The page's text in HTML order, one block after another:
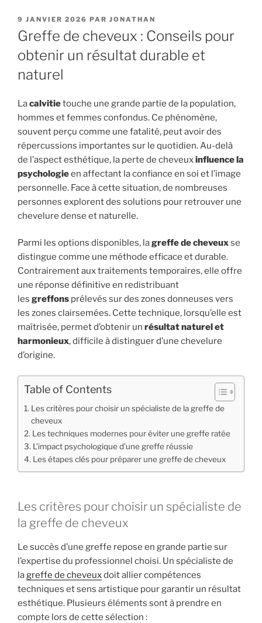
PUBLIÉ
LE
9 JANVIER 2026 PAR JONATHAN
Greffe de cheveux : Conseils pour
obtenir un résultat durable et
naturel
Lacalvitietouche une grande partie de la population,
hommes et femmes confondus. Ce phénomène,
souvent perçu comme une fatalité, peut avoir des
répercussions importantes sur le quotidien. Au-delà
de l’aspect esthétique, la perte de cheveuxinfluence la
psychologieen affectant la confiance en soi et l’image
personnelle. Face à cette situation, de nombreuses
personnes explorent des solutions pour retrouver une
chevelure dense et naturelle.
Parmi les options disponibles, lagreffe de cheveuxse
distingue comme une méthode efficace et durable.
Contrairement aux traitements temporaires, elle offre
une réponse définitive en redistribuant
les greffons prélevés sur des zones donneuses vers
les zones clairsemées. Cette technique, lorsqu’elle est
maîtrisée, permet d’obtenir un résultat naturel et
harmonieux, difficile à distinguer d’une chevelure
d’origine.
Table of Contents
Les critères pour choisir un spécialiste de la greffe de
cheveux
Les techniques modernes pour éviter une greffe ratée
L’impact psychologique d’une greffe réussie
Les étapes clés pour préparer une greffe de cheveux
Les critères pour choisir un spécialiste de
la greffe de cheveux
Le succès d’une greffe repose en grande partie sur
l’expertise du professionnel choisi. Un spécialiste de
lagreffe de cheveuxdoit allier compétences
techniques et sens artistique pour garantir un résultat
esthétique. Plusieurs éléments sont à prendre en
compte lors de cette sélection :